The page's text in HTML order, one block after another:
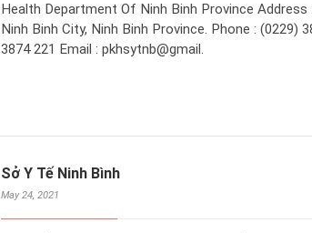
Health Department Of Ninh Binh Province
Ninh Binh City, Ninh Binh Province. Phone : (0229)
3874 221 Email : pkhsytnb@gmail.
Sở Y Tế Ninh Bình
May 24, 2021